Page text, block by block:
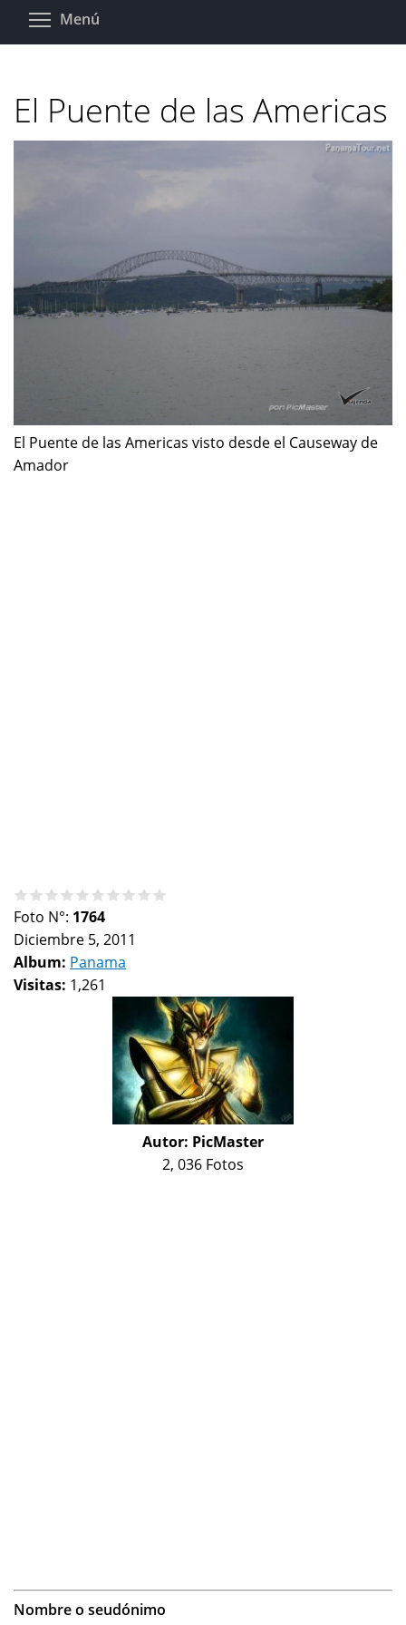
Pasar
Menú
El Puente de las Americas
El Puente de las Americas visto desde el Causeway de
Amador
Foto N°: 1764
Diciembre 5, 2011
Album: Panama
Visitas: 1,261
Autor: PicMaster
2, 036 Fotos
Nombre o seudónimo